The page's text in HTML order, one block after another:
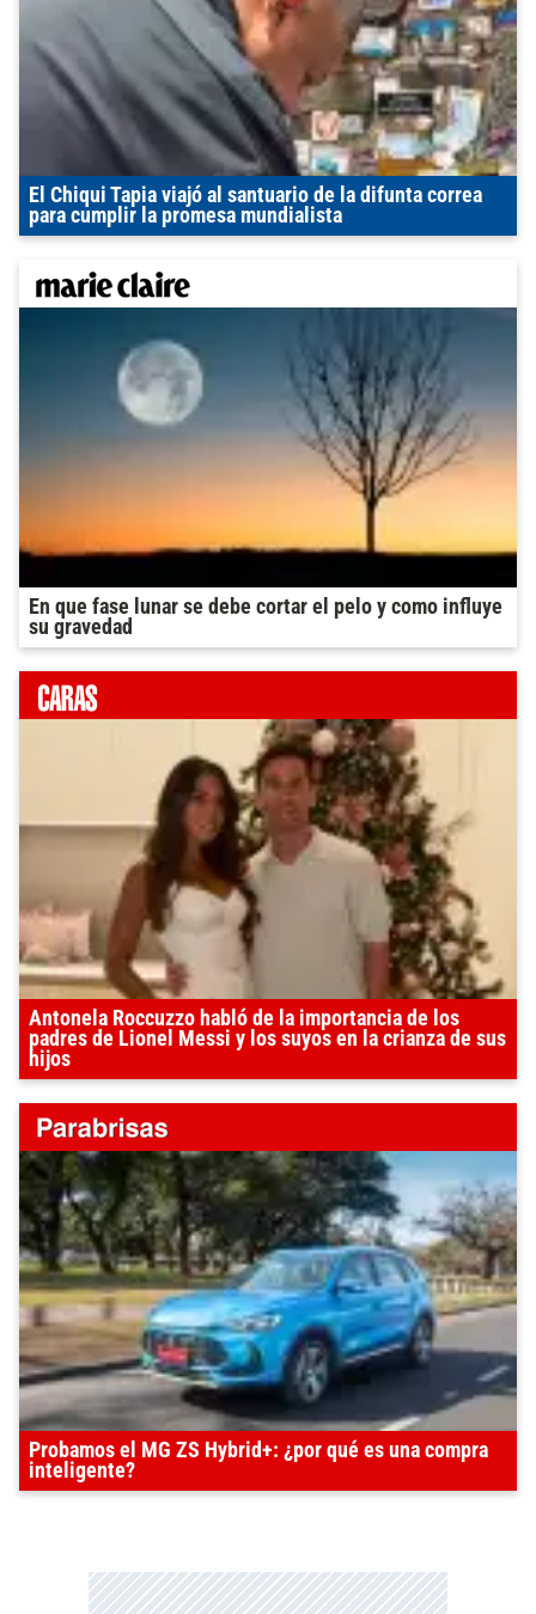
El Chiqui Tapia viajó al santuario de la difunta correa
para cumplir la promesa mundialista
En que fase lunar se debe cortar el pelo y como influye
su gravedad
Antonela Roccuzzo habló de la importancia de los
padres de Lionel Messi y los suyos en la crianza de sus
hijos
Probamos el MG ZS Hybrid+: ¿por qué es una compra
inteligente?